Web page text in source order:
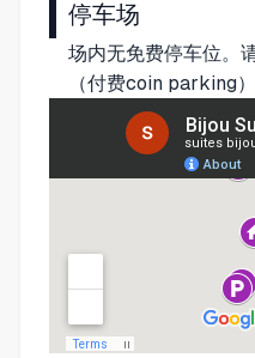
停车场
场内无免费停车位。
（付费coin parking）